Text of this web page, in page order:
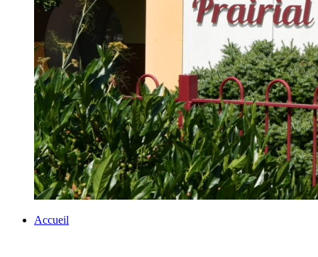
Accueil